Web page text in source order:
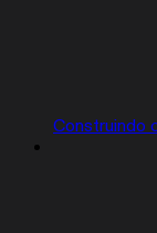
Construindo